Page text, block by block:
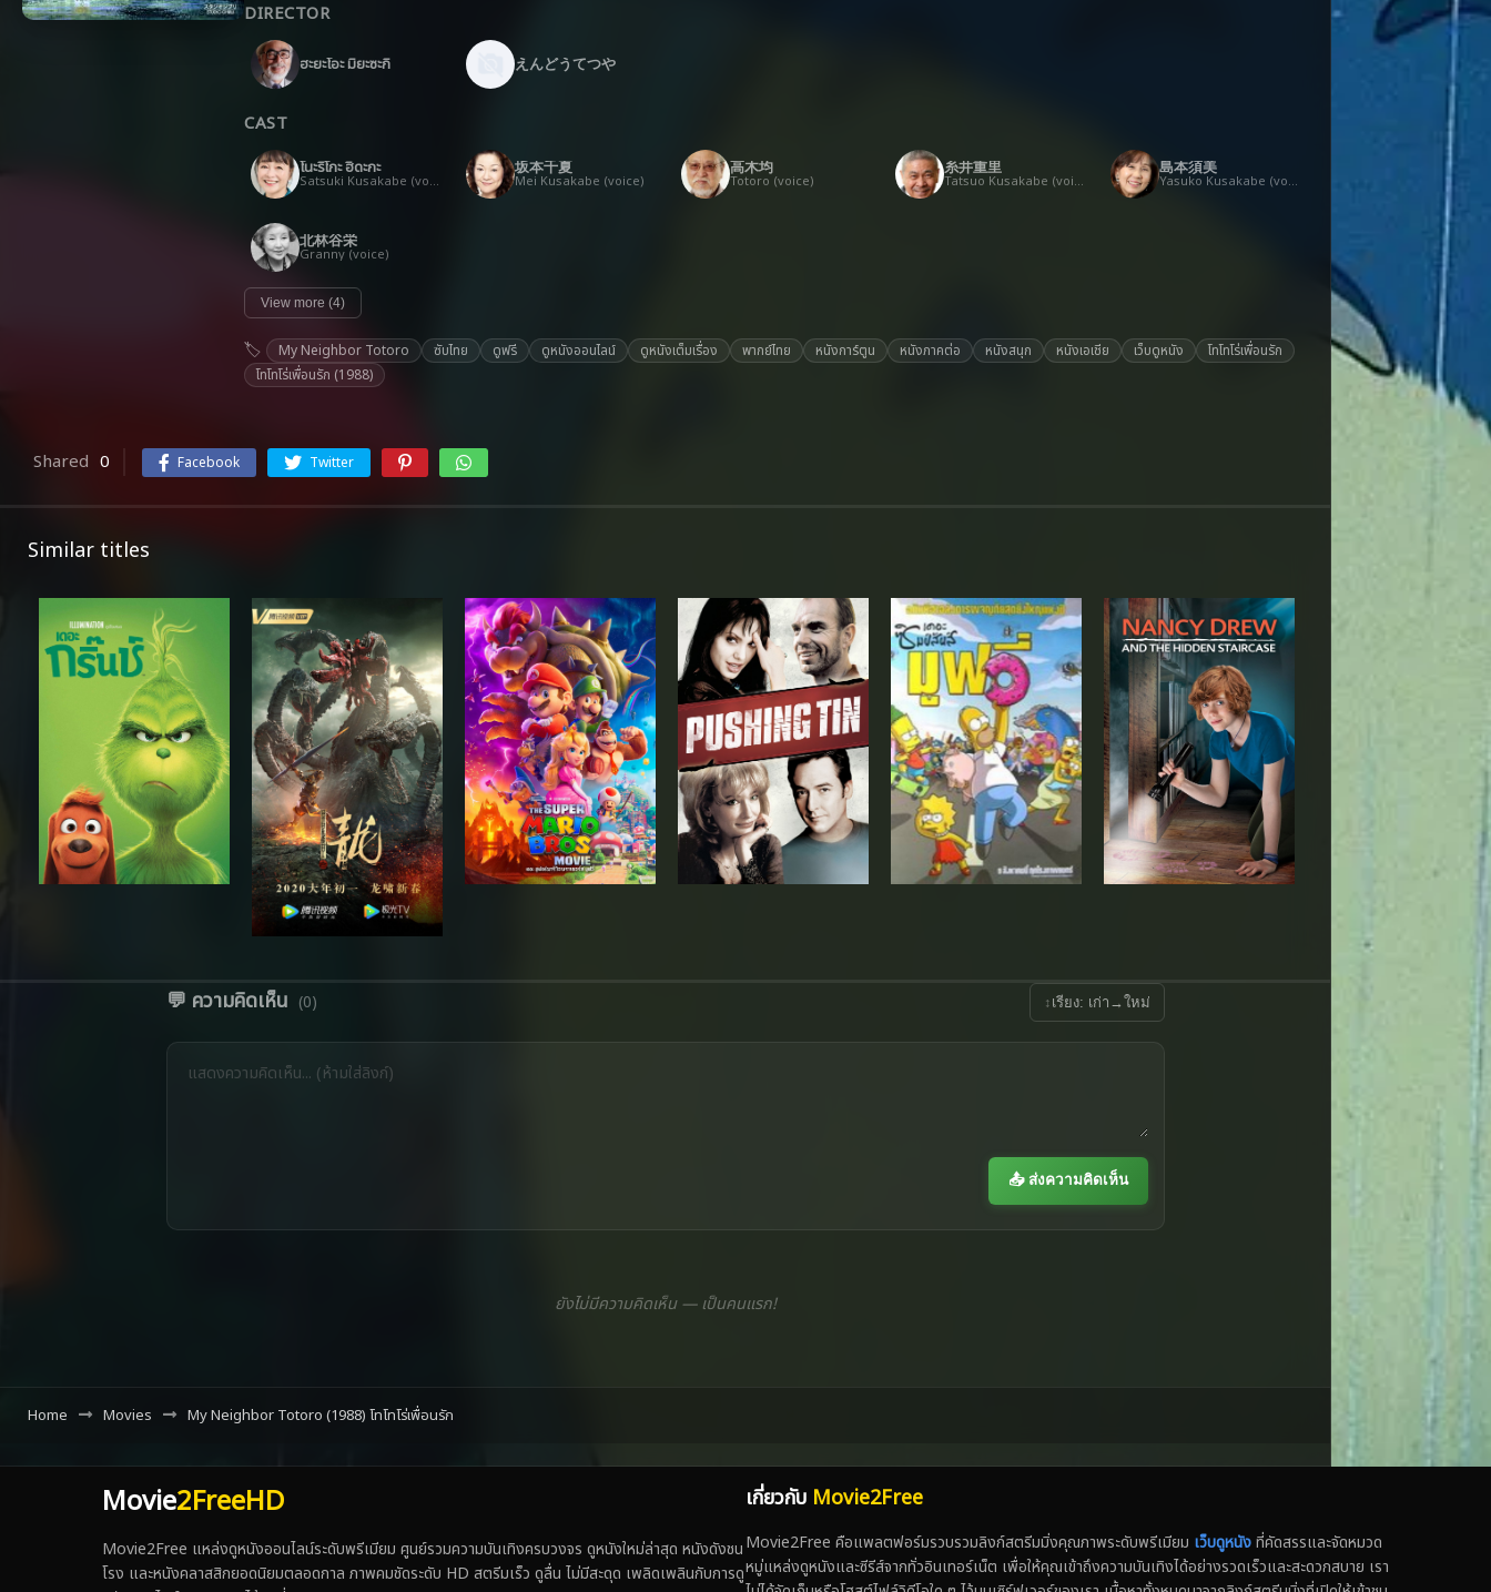
DIRECTOR
ฮะยะโอะ มิยะซะกิ えんどうてつや
CAST
โนะริโกะ ฮิดะกะ
Satsuki Kusakabe (voice)
坂本千夏
Mei Kusakabe (voice)
高木均
Totoro (voice)
糸井重里
Tatsuo Kusakabe (voice)
島本須美
Yasuko Kusakabe (voice)
北林谷栄
Granny (voice)
View more (4)
My Neighbor Totoro ซับไทย ดูฟรี ดูหนังออนไลน์ ดูหนังเต็มเรื่อง พากย์ไทย หนังการ์ตูน หนังภาคต่อ หนังสนุก หนังเอเชีย เว็บดูหนัง
โทโทโร่เพื่อนรัก
โทโทโร่เพื่อนรัก (1988)
Shared 0 Facebook Twitter
Similar titles
💬 ความคิดเห็น (0) ↕ เรียง: เก่า→ใหม่
📤 ส่งความคิดเห็น
ยังไม่มีความคิดเห็น — เป็นคนแรก!
Home Movies My Neighbor Totoro (1988) โทโทโร่เพื่อนรัก
Movie2FreeHD
Movie2Free แหล่งดูหนังออนไลน์ระดับพรีเมียม ศูนย์รวมความบันเทิงครบวงจร ดูหนังใหม่ล่าสุด หนังดังชน
โรง และหนังคลาสสิกยอดนิยมตลอดกาล ภาพคมชัดระดับ HD สตรีมเร็ว ดูลื่น ไม่มีสะดุด เพลิดเพลินกับการดู
เกี่ยวกับ Movie2Free
Movie2Free คือแพลตฟอร์มรวบรวมลิงก์สตรีมมิ่งคุณภาพระดับพรีเมียม เว็บดูหนังที่คัดสรรและจัดหมวด
หมู่แหล่งดูหนังและซีรีส์จากทั่วอินเทอร์เน็ต เพื่อให้คุณเข้าถึงความบันเทิงได้อย่างรวดเร็วและสะดวกสบาย เรา